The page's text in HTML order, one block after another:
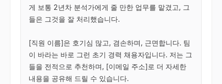
게 보통 2년차 분석가에게 줄 만한 업무를 맡겼고, 그
들은 그것을 잘 처리했습니다.
[직원 이름]은 호기심 많고, 겸손하며, 근면합니다. 팀
이 바라는 바로 그런 초기 경력 채용자입니다. 저는 그
들을 전적으로 추천하며, [이메일 주소]로 더 자세한
내용을 공유해 드릴 수 있습니다.